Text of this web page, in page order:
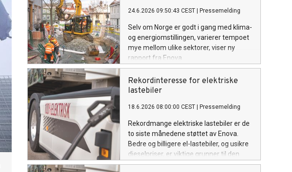
24.6.2026 09:50:43 CEST Pressemelding
Selv om Norge er godt i gang med klima-
og energiomstillingen, varierer tempoet
mye mellom ulike sektorer, viser ny
rapport fra Enova.
Rekordinteresse for elektriske
lastebiler
18.6.2026 08:00:00 CEST Pressemelding
Rekordmange elektriske lastebiler er de
to siste månedene støttet av Enova.
Bedre og billigere el-lastebiler, og usikre
dieselpriser, er viktige grunner til den
store interessen.